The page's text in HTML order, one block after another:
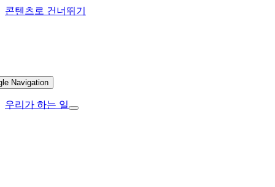
콘텐츠로 건너뛰기
Navigation
우리가 하는 일